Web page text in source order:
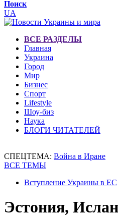
Поиск
UA
ВСЕ РАЗДЕЛЫ
Главная
Украина
Город
Мир
Бизнес
Спорт
Lifestyle
Шоу-биз
Наука
БЛОГИ ЧИТАТЕЛЕЙ
СПЕЦТЕМА: Война в Иране
ВСЕ ТЕМЫ
Вступление Украины в ЕС
Эстония,